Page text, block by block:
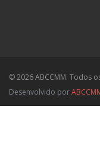
© 2026 ABCCMM. Todos
Desenvolvido por